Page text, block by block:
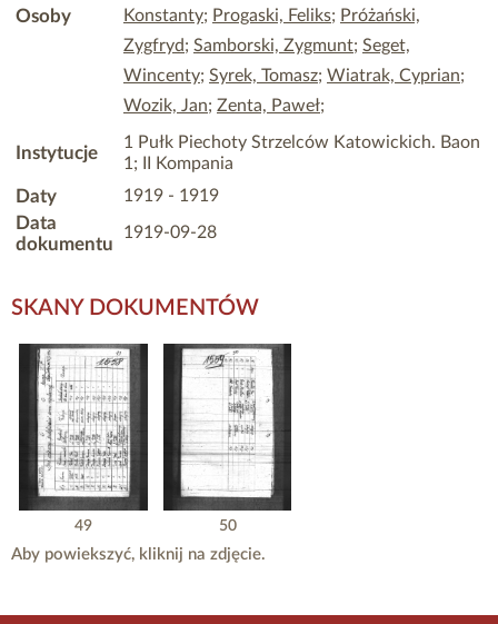
Osoby
Konstanty; Progaski, Feliks; Próżański,
Zygfryd; Samborski, Zygmunt; Seget,
Wincenty; Syrek, Tomasz; Wiatrak, Cyprian;
Wozik, Jan; Zenta, Paweł;
Instytucje
1 Pułk Piechoty Strzelców Katowickich. Baon
1; II Kompania
Daty 1919 - 1919
Data
dokumentu
1919-09-28
SKANY DOKUMENTÓW
49
50
Aby powiekszyć, kliknij na zdjęcie.